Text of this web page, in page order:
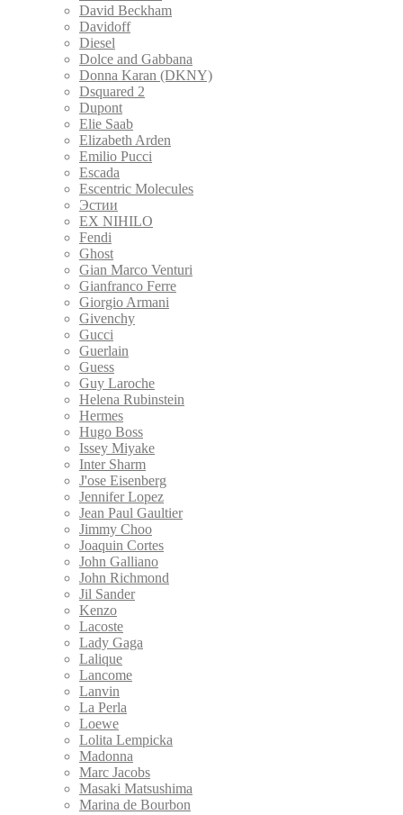
David Beckham
Davidoff
Diesel
Dolce and Gabbana
Donna Karan (DKNY)
Dsquared 2
Dupont
Elie Saab
Elizabeth Arden
Emilio Pucci
Escada
Escentric Molecules
Эстии
EX NIHILO
Fendi
Ghost
Gian Marco Venturi
Gianfranco Ferre
Giorgio Armani
Givenchy
Gucci
Guerlain
Guess
Guy Laroche
Helena Rubinstein
Hermes
Hugo Boss
Issey Miyake
Inter Sharm
J'ose Eisenberg
Jennifer Lopez
Jean Paul Gaultier
Jimmy Choo
Joaquin Cortes
John Galliano
John Richmond
Jil Sander
Kenzo
Lacoste
Lady Gaga
Lalique
Lancome
Lanvin
La Perla
Loewe
Lolita Lempicka
Madonna
Marc Jacobs
Masaki Matsushima
Marina de Bourbon